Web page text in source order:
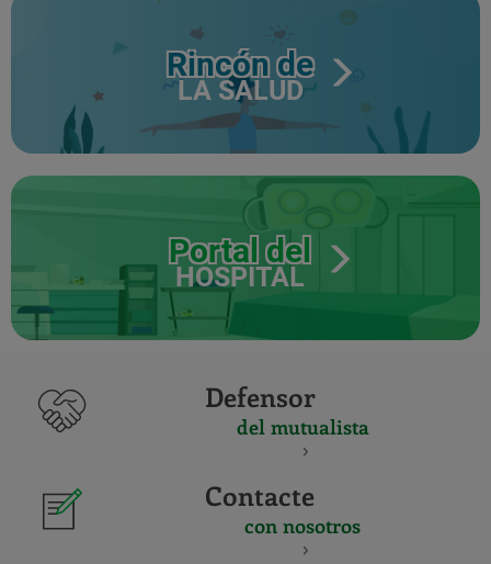
Rincón de
LA SALUD
Portal del
HOSPITAL
Defensor
del mutualista
Contacte
con nosotros